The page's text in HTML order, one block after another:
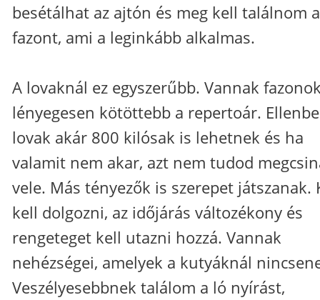
besétálhat az ajtón és meg kell találnom
fazont, ami a leginkább alkalmas.
A lovaknál ez egyszerűbb. Vannak
lényegesen kötöttebb a repertoár.
lovak akár 800 kilósak is lehetnek és ha
valamit nem akar, azt nem tudod
vele. Más tényezők is szerepet játszanak.
kell dolgozni, az időjárás változékony és
rengeteget kell utazni hozzá. Vannak
nehézségei, amelyek a kutyáknál
Veszélyesebbnek találom a ló nyírást,